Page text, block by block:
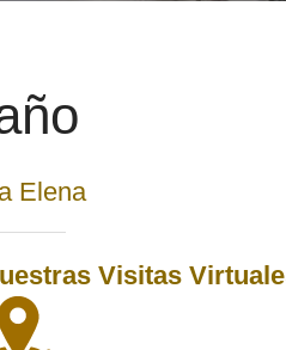
Elena
Visitas